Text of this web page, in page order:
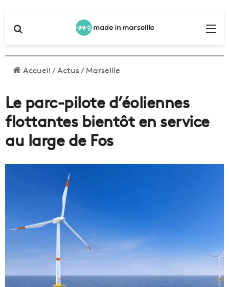
Accueil/Actus/Marseille
Le parc-pilote d’éoliennes
flottantes bientôt en service
au large de Fos